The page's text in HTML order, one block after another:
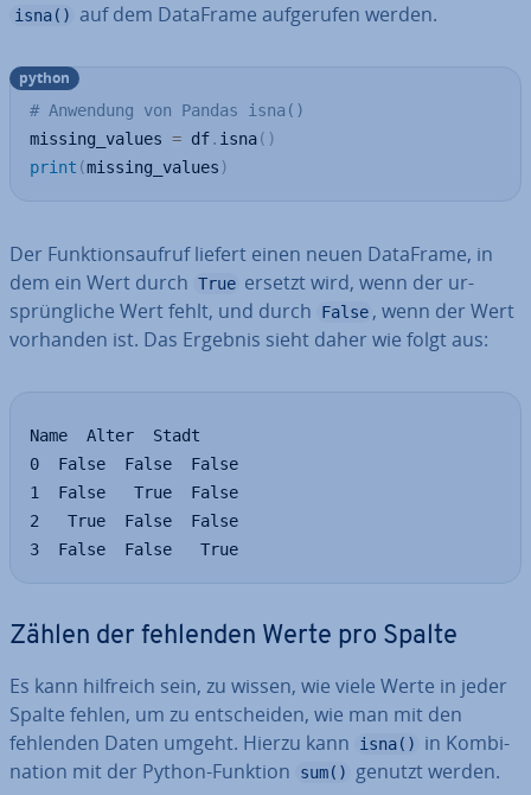
isna() auf dem DataFrame auf­ge­ru­fen werden.
# Anwendung von Pandas isna()
missing_values = df. isna( )
print (missing_values )
python
Der Funk­ti­ons­auf­ruf liefert einen neuen DataFrame, in
dem ein Wert durch True ersetzt wird, wenn der ur­
sprüng­li­che Wert fehlt, und durch
False , wenn der Wert
vorhanden ist. Das Ergebnis sieht daher wie folgt aus:
Name  Alter  Stadt
0  False  False  False
1  False   True  False
2   True  False  False
3  False  False   True
Zählen der fehlenden Werte pro Spalte
Es kann hilfreich sein, zu wissen, wie viele Werte in jeder
Spalte fehlen, um zu ent­schei­den, wie man mit den
fehlenden Daten umgeht. Hierzu kann
isna()
in Kom­bi­
na­ti­on mit der Python-Funktion
sum() genutzt werden.